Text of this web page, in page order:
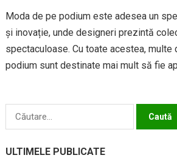
Moda de pe podium este adesea un
și inovație, unde designeri prezintă
spectaculoase. Cu toate acestea,
podium sunt destinate mai mult să fie
Caută
ULTIMELE PUBLICATE